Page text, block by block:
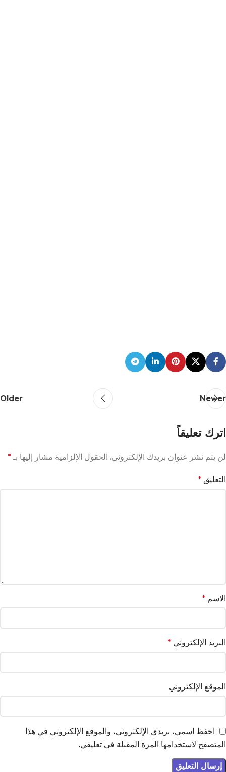
Newer
Older
اترك تعليقاً
لن يتم نشر عنوان بريدك الإلكتروني. الحقول الإلزامية مشار إليها بـ *
التعليق *
الاسم *
البريد الإلكتروني *
الموقع الإلكتروني
احفظ اسمي، بريدي الإلكتروني، والموقع الإلكتروني في هذا
المتصفح لاستخدامها المرة المقبلة في تعليقي.